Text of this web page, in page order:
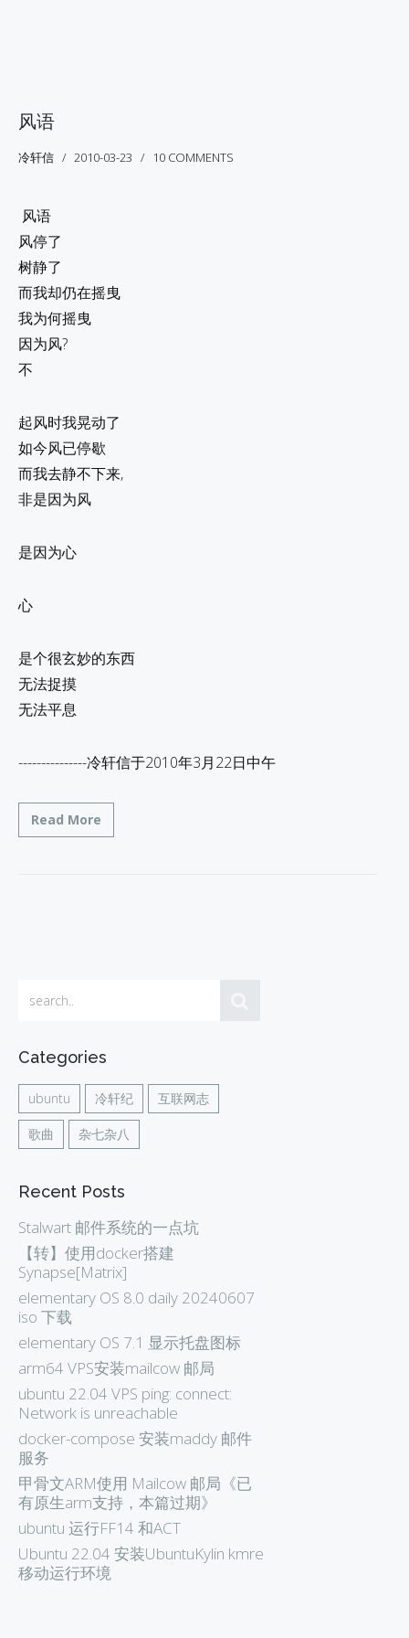
风语
冷轩信 2010-03-23 10 COMMENTS
风语
风停了
树静了
而我却仍在摇曳
我为何摇曳
因为风?
不
起风时我晃动了
如今风已停歇
而我去静不下来,
非是因为风
是因为心
心
是个很玄妙的东西
无法捉摸
无法平息
---------------冷轩信于2010年3月22日中午
Read More
Categories
ubuntu 冷轩纪 互联网志
歌曲 杂七杂八
Recent Posts
Stalwart 邮件系统的一点坑
【转】使用docker搭建
Synapse[Matrix]
elementary OS 8.0 daily 20240607
iso 下载
elementary OS 7.1 显示托盘图标
arm64 VPS安装mailcow 邮局
ubuntu 22.04 VPS ping: connect:
Network is unreachable
docker-compose 安装maddy 邮件
服务
甲骨文ARM使用 Mailcow 邮局《已
有原生arm支持，本篇过期》
ubuntu 运行FF14 和ACT
Ubuntu 22.04 安装UbuntuKylin kmre
移动运行环境